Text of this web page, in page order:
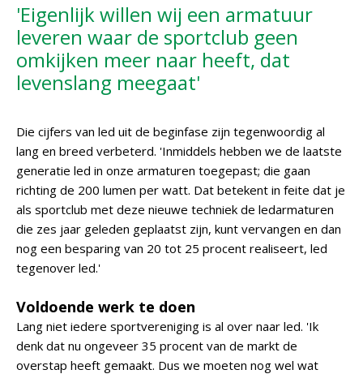
'Eigenlijk willen wij een armatuur
leveren waar de sportclub geen
omkijken meer naar heeft, dat
levenslang meegaat'
Die cijfers van led uit de beginfase zijn tegenwoordig al
lang en breed verbeterd. 'Inmiddels hebben we de laatste
generatie led in onze armaturen toegepast; die gaan
richting de 200 lumen per watt. Dat betekent in feite dat je
als sportclub met deze nieuwe techniek de ledarmaturen
die zes jaar geleden geplaatst zijn, kunt vervangen en dan
nog een besparing van 20 tot 25 procent realiseert, led
tegenover led.'
Voldoende werk te doen
Lang niet iedere sportvereniging is al over naar led. 'Ik
denk dat nu ongeveer 35 procent van de markt de
overstap heeft gemaakt. Dus we moeten nog wel wat